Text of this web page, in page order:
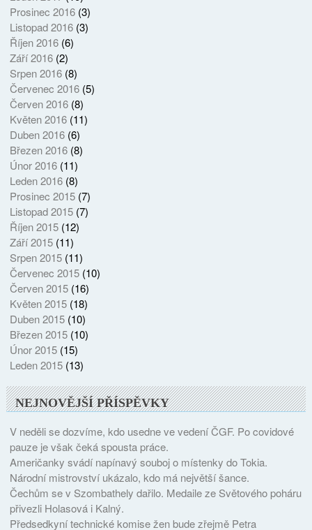
Prosinec 2016(3)
Listopad 2016(3)
Říjen 2016(6)
Září 2016(2)
Srpen 2016(8)
Červenec 2016(5)
Červen 2016(8)
Květen 2016(11)
Duben 2016(6)
Březen 2016(8)
Únor 2016(11)
Leden 2016(8)
Prosinec 2015(7)
Listopad 2015(7)
Říjen 2015(12)
Září 2015(11)
Srpen 2015(11)
Červenec 2015(10)
Červen 2015(16)
Květen 2015(18)
Duben 2015(10)
Březen 2015(10)
Únor 2015(15)
Leden 2015(13)
NEJNOVĚJŠÍ PŘÍSPĚVKY
V neděli se dozvíme, kdo usedne ve vedení ČGF. Po covidové
pauze je však čeká spousta práce.
Američanky svádí napínavý souboj o místenky do Tokia.
Národní mistrovství ukázalo, kdo má největší šance.
Čechům se v Szombathely dařilo. Medaile ze Světového poháru
přivezli Holasová i Kalný.
Předsedkyní technické komise žen bude zřejmě Petra